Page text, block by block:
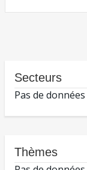
Secteurs
Pas de
Thèmes